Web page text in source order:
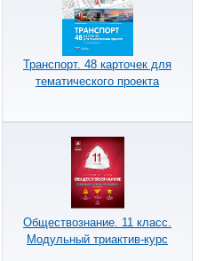
Транспорт. 48 карточек для
тематического проекта
Обществознание. 11 класс.
Модульный триактив-курс